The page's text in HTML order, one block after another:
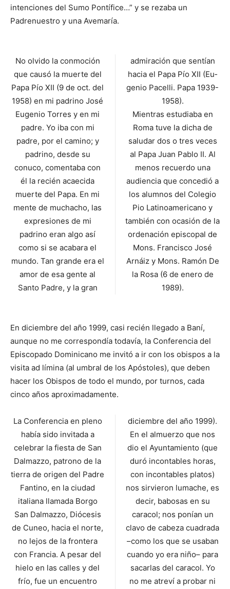
intenciones del Su­mo Pontífice…” y se rezaba un
Padrenuestro y una Ave­maría.
No olvido la conmoción
que causó la muerte del
Papa Pío XII (9 de oct. del
1958) en mi padrino José
Eugenio Torres y en mi
pa­dre. Yo iba con mi
padre, por el camino; y
padrino, desde su
conuco, comentaba con
él la recién acaecida
muerte del Papa. En mi
mente de muchacho, las
ex­presiones de mi
padrino eran algo así
como si se acabara el
mundo. Tan grande era el
amor de esa gente al
Santo Padre, y la gran
admiración que sentían
hacia el Papa Pío XII (Eu­
genio Pacelli. Papa 1939-
1958).
Mientras estudiaba en
Roma tuve la dicha de
saludar dos o tres veces
al Papa Juan Pablo II. Al
menos re­cuerdo una
audiencia que concedió a
los alumnos del Colegio
Pio Latinoameri­cano y
también con ocasión de la
ordenación episcopal de
Mons. Francisco José
Arnáiz y Mons. Ramón De
la Rosa (6 de enero de
1989).
En diciembre del año 1999, casi recién llegado a Baní,
aunque no me corres­pondía todavía, la Confe­rencia del
Episcopado Do­minicano me invitó a ir con los obispos a la
visita ad límina (al umbral de los Apóstoles), que deben
ha­cer los Obispos de todo el mundo, por turnos, cada
cinco años aproximadamente.
La Conferencia en pleno
había sido invitada a
celebrar la fiesta de San
Dal­mazzo, patrono de la
tierra de origen del Padre
Fantino, en la ciudad
italiana llamada Borgo
San Dalmazzo, Diócesis
de Cuneo, hacia el norte,
no lejos de la frontera
con Francia. A pesar del
hielo en las calles y del
frío, fue un encuentro
diciembre del año 1999).
En el almuerzo que nos
dio el Ayuntamiento (que
duró incontables ho­ras,
con incontables platos)
nos sirvieron lumache, es
decir, babosas en su
caracol; nos ponían un
clavo de cabeza cuadrada
–como los que se usaban
cuando yo era niño– para
sacarlas del caracol. Yo
no me atreví a probar ni